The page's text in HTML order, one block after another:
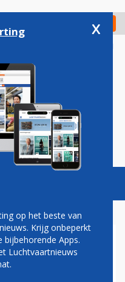
Check in
Vacatures
x
op het beste van
Krijg onbeperkt
Apps.
Luchtvaartnieuws